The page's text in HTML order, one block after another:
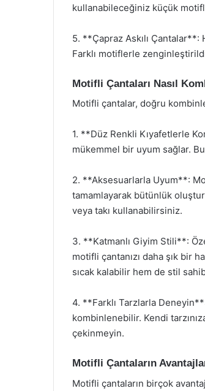
kullanabileceğiniz küçük motifli
5. **Çapraz Askılı
Farklı motiflerle
Motifli Çantaları Nasıl
Motifli çantalar, doğru
1. **Düz Renkli Kıyafetlerle
mükemmel bir uyum sağlar.
2. **Aksesuarlarla Uyum**:
tamamlayarak bütünlük
veya takı kullanabilirsiniz.
3. **Katmanlı Giyim Stili**:
motifli çantanızı daha şık bir
sıcak kalabilir hem de stil
4. **Farklı Tarzlarla
kombinlenebilir. Kendi
çekinmeyin.
Motifli Çantaların
Motifli çantaların birçok